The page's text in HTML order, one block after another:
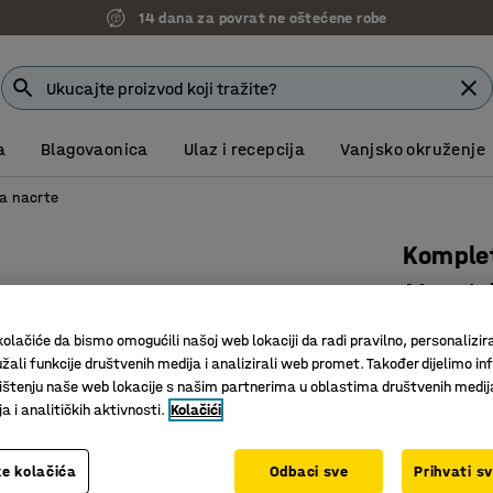
14 dana za povrat ne oštećene robe
Blagovaonica Ulaz i recepcija Vanjsko okruženje
nacrte
A1,
Za
Materijal
da bismo omogućili našoj web lokaciji da radi pravilno,
funkcije društvenih medija i analizirali web promet. Također dijelimo
naše web lokacije s našim partnerima u oblastima društvenih
i analitičkih aktivnosti. Kolačići
kolačića Odbaci sve Prihvati